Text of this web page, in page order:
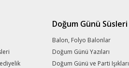
Doğum Günü Süsleri
Balon, Folyo Balonlar
Doğum Günü Yazıları
Doğum Günü ve Parti Işıkları